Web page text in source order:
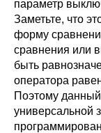
параметр
Заметьте, что
форму
сравнения или
быть
оператора
Поэтому
универсальной